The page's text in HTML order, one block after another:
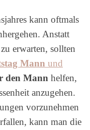
kann oftmals
Anstatt
erwarten, sollten
Mann und
den Mann helfen,
anzugehen.
vorzunehmen
kann man die